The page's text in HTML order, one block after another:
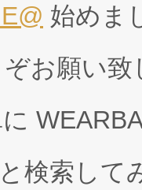
始めま
お願い致
検索して